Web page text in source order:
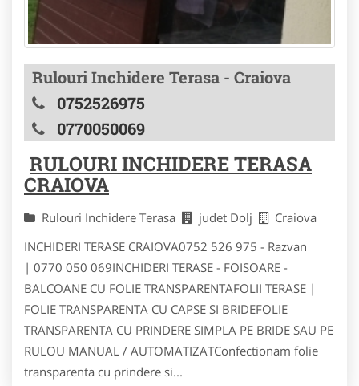
Rulouri Inchidere Terasa - Craiova
0752526975
0770050069
RULOURI INCHIDERE TERASA
CRAIOVA
Rulouri Inchidere Terasa judet Dolj
Craiova
INCHIDERI TERASE CRAIOVA0752 526 975 - Razvan
| 0770 050 069INCHIDERI TERASE - FOISOARE -
BALCOANE CU FOLIE TRANSPARENTAFOLII TERASE |
FOLIE TRANSPARENTA CU CAPSE SI BRIDEFOLIE
TRANSPARENTA CU PRINDERE SIMPLA PE BRIDE SAU PE
RULOU MANUAL / AUTOMATIZATConfectionam folie
transparenta cu prindere si...